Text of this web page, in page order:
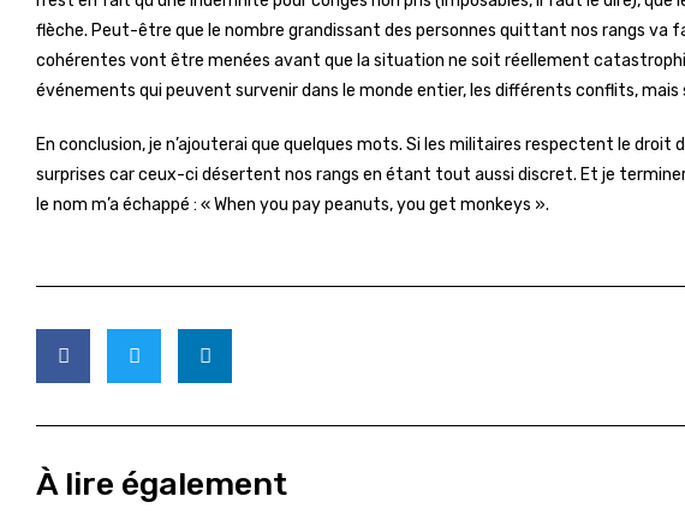
flèche. Peut-être que le nombre grandissant des personnes quittant nos rangs va
cohérentes vont être menées avant que la situation ne soit réellement
événements qui peuvent survenir dans le monde entier, les différents conflits,
En conclusion, je n’ajouterai que quelques mots. Si les militaires respectent le droit
surprises car ceux-ci désertent nos rangs en étant tout aussi discret. Et je
le nom m’a échappé : « When you pay peanuts, you get monkeys ».
À lire également